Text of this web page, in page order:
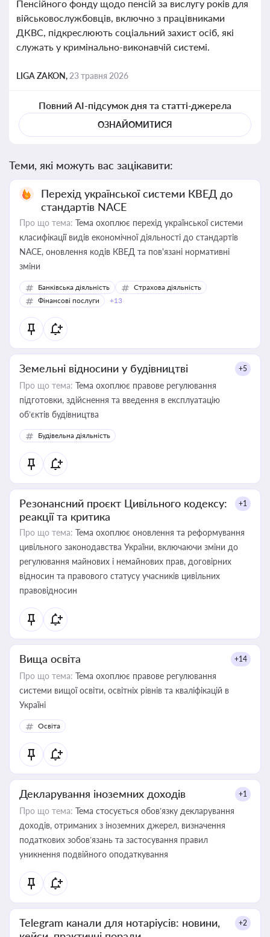
Пенсійного фонду щодо пенсій за вислугу років для
військовослужбовців, включно з працівниками
ДКВС, підкреслюють соціальний захист осіб, які
служать у кримінально-виконавчій системі.
LIGA ZAKON, 23 травня 2026
Повний AI-підсумок дня та статті-джерела
ОЗНАЙОМИТИСЯ
Теми, які можуть вас зацікавити:
Перехід української системи КВЕД до
стандартів NACE
Про що тема: Тема охоплює перехід української системи
класифікації видів економічної діяльності до стандартів
NACE, оновлення кодів КВЕД та пов'язані нормативні
зміни
Банківська діяльність
Страхова діяльність
Фінансові послуги
+13
Земельні відносини у будівництві +5
Про що тема: Тема охоплює правове регулювання
підготовки, здійснення та введення в експлуатацію
об’єктів будівництва
Будівельна діяльність
Резонансний проєкт Цивільного кодексу:
реакції та критика
+1
Про що тема: Тема охоплює оновлення та реформування
цивільного законодавства України, включаючи зміни до
регулювання майнових і немайнових прав, договірних
відносин та правового статусу учасників цивільних
правовідносин
Вища освіта +14
Про що тема: Тема охоплює правове регулювання
системи вищої освіти, освітніх рівнів та кваліфікацій в
Україні
Освіта
Декларування іноземних доходів +1
Про що тема: Тема стосується обов’язку декларування
доходів, отриманих з іноземних джерел, визначення
податкових зобов’язань та застосування правил
уникнення подвійного оподаткування
Telegram канали для нотаріусів: новини,
+2